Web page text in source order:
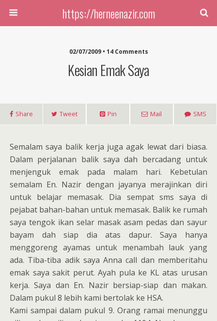
https://herneenazir.com
02/07/2009 • 14 Comments
Kesian Emak Saya
Share Tweet Pin Mail SMS
Semalam saya balik kerja juga agak lewat dari biasa.
Dalam perjalanan balik saya dah bercadang untuk
menjenguk emak pada malam hari. Kebetulan
semalam En. Nazir dengan jayanya merajinkan diri
untuk belajar memasak. Dia sempat sms saya di
pejabat bahan-bahan untuk memasak. Balik ke rumah
saya tengok ikan selar masak asam pedas dan sayur
bayam dah siap dia atas dapur. Saya hanya
menggoreng ayamas untuk menambah lauk yang
ada. Tiba-tiba adik saya Anna call dan memberitahu
emak saya sakit perut. Ayah pula ke KL atas urusan
kerja. Saya dan En. Nazir bersiap-siap dan makan.
Dalam pukul 8 lebih kami bertolak ke HSA.
Kami sampai dalam pukul 9. Orang ramai menunggu